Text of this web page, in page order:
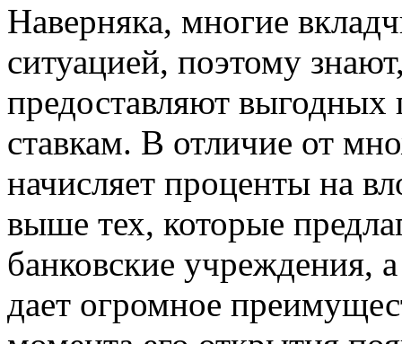
Наверняка, многие
ситуацией, поэтому
предоставляют
ставкам. В отличие от
начисляет проценты на
выше тех, которые
банковские учреждения,
дает огромное